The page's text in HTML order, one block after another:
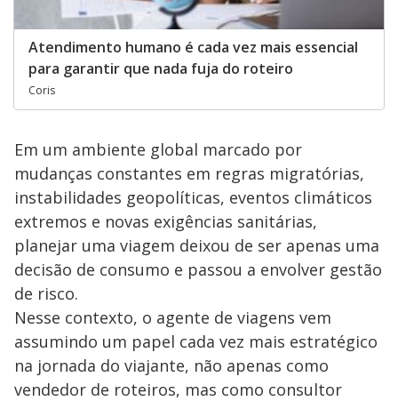
Atendimento humano é cada vez mais essencial
para garantir que nada fuja do roteiro
Coris
Em um ambiente global marcado por
mudanças constantes em regras migratórias,
instabilidades geopolíticas, eventos climáticos
extremos e novas exigências sanitárias,
planejar uma viagem deixou de ser apenas uma
decisão de consumo e passou a envolver gestão
de risco.
Nesse contexto, o agente de viagens vem
assumindo um papel cada vez mais estratégico
na jornada do viajante, não apenas como
vendedor de roteiros, mas como consultor